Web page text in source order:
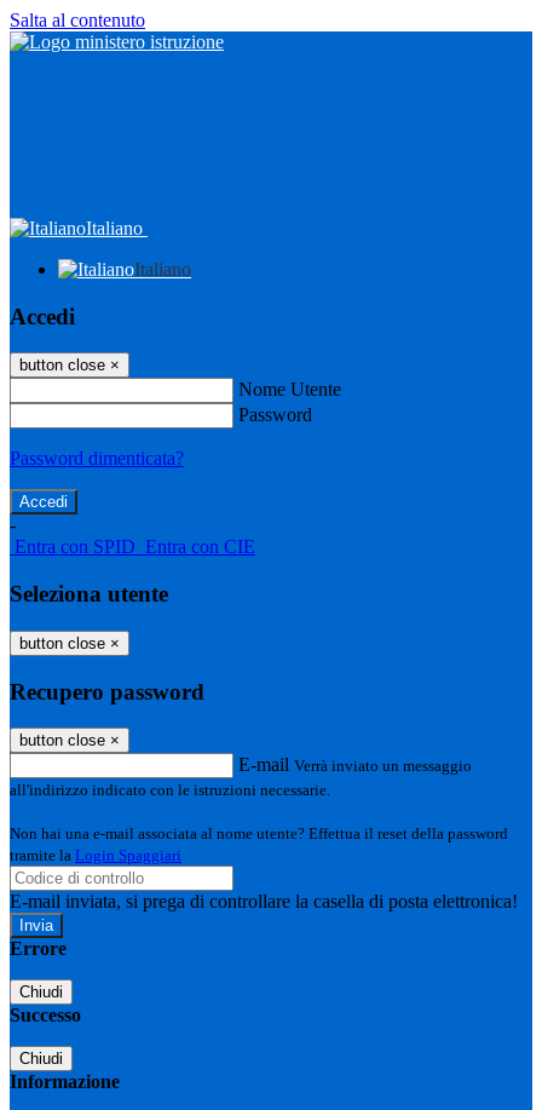
Salta al contenuto
Italiano
Italiano
Accedi
button close ×
Nome Utente
Password
Password dimenticata?
-
Entra con SPID Entra con CIE
Seleziona utente
button close ×
Recupero password
button close ×
E-mail Verrà inviato un messaggio
all'indirizzo indicato con le istruzioni necessarie.
Non hai una e-mail associata al nome utente? Effettua il reset della password
tramite la Login Spaggiari
E-mail inviata, si prega di controllare la casella di posta elettronica!
Errore
Chiudi
Successo
Chiudi
Informazione